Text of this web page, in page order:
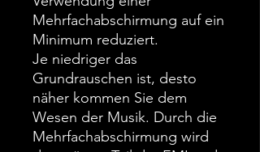
Mehrfachabschirmung auf ein
Minimum reduziert.
Je niedriger das
Grundrauschen ist, desto
näher kommen Sie dem
Wesen der Musik. Durch die
Mehrfachabschirmung wird